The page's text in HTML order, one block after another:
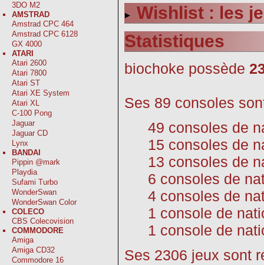
3DO M2
AMSTRAD
Amstrad CPC 464
Amstrad CPC 6128
GX 4000
ATARI
Atari 2600
Atari 7800
Atari ST
Atari XE System
Atari XL
C-100 Pong
Jaguar
Jaguar CD
Lynx
BANDAI
Pippin @mark
Playdia
Sufami Turbo
WonderSwan
WonderSwan Color
COLECO
CBS Colecovision
COMMODORE
Amiga
Amiga CD32
Commodore 16
Wishlist : les
Statistiques
biochoke possède
Ses 89 consoles
49 consoles de
15 consoles de
13 consoles de
6 consoles de
4 consoles de
1 console de
1 console de
Ses 2306 jeux sont